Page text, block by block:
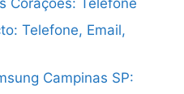
Telefone, Email,
Campinas SP: